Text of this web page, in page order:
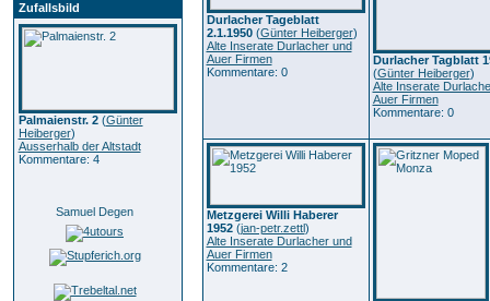
Zufallsbild
Palmaienstr. 2(Günter
Heiberger)
Ausserhalb der Altstadt
Kommentare: 4
Samuel Degen
Durlacher Tageblatt
2.1.1950(Günter Heiberger)
Alte Inserate Durlacher und
Auer Firmen
Kommentare: 0
Durlacher Tagblatt
(Günter Heiberger)
Alte Inserate
Auer Firmen
Kommentare: 0
Metzgerei Willi Haberer
1952(jan-petr.zettl)
Alte Inserate Durlacher und
Auer Firmen
Kommentare: 2